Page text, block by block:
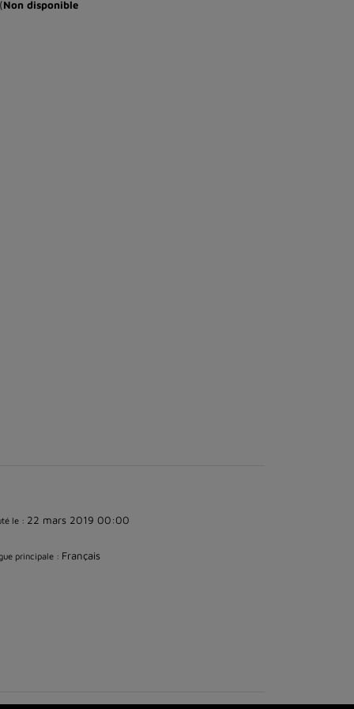
Non disponible
le : 22 mars 2019 00:00
principale : Français